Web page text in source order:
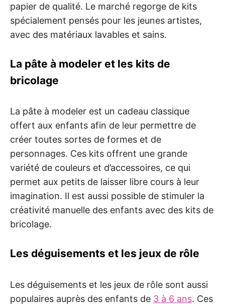
papier de qualité. Le marché regorge de kits
spécialement pensés pour les jeunes artistes,
avec des matériaux lavables et sains.
La pâte à modeler et les kits de
bricolage
La pâte à modeler est un cadeau classique
offert aux enfants afin de leur permettre de
créer toutes sortes de formes et de
personnages. Ces kits offrent une grande
variété de couleurs et d’accessoires, ce qui
permet aux petits de laisser libre cours à leur
imagination. Il est aussi possible de stimuler la
créativité manuelle des enfants avec des kits de
bricolage.
Les déguisements et les jeux de rôle
Les déguisements et les jeux de rôle sont aussi
populaires auprès des enfants de 3 à 6 ans. Ces